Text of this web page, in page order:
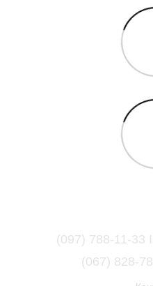
(097) 788-11-33
(067) 828-